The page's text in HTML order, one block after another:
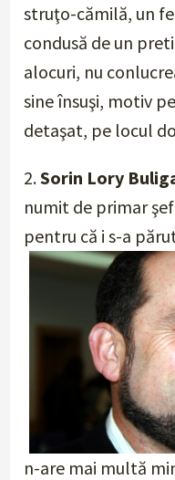
struţo-cămilă, un
condusă de un
alocuri, nu
sine însuşi, motiv
detaşat, pe locul
2.Sorin Lory
numit de primar
pentru că i s-a
n-are mai multă